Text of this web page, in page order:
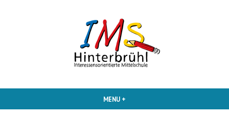
IMS Hinterbruehl
MENU +